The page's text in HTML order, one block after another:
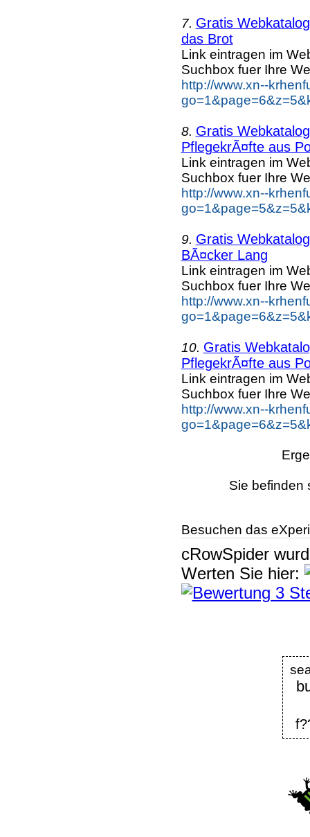
7. Gratis
das Brot
Link eintragen im
Suchbox fuer Ihre
http://www.xn--
8. Gratis
PflegekrÃ¤fte aus
Link eintragen im
Suchbox fuer Ihre
http://www.xn--
9. Gratis
BÃ¤cker Lang
Link eintragen im
Suchbox fuer Ihre
http://www.xn--
10. Gratis
PflegekrÃ¤fte aus
Link eintragen im
Suchbox fuer Ihre
http://www.xn--
Sie befinden
Besuchen das
cRowSpider
Werten Sie hier: